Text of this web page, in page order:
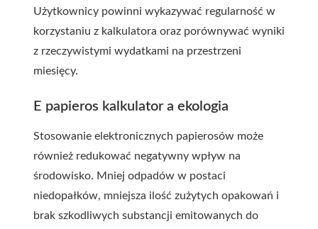
Użytkownicy powinni wykazywać regularność w
korzystaniu z kalkulatora oraz porównywać wyniki
z rzeczywistymi wydatkami na przestrzeni
miesięcy.
E papieros kalkulator a ekologia
Stosowanie elektronicznych papierosów może
również redukować negatywny wpływ na
środowisko. Mniej odpadów w postaci
niedopałków, mniejsza ilość zużytych opakowań i
brak szkodliwych substancji emitowanych do